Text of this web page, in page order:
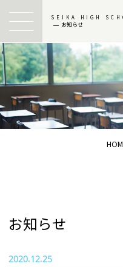
SEIKA HIGH
お知らせ
お知らせ
2020.12.25